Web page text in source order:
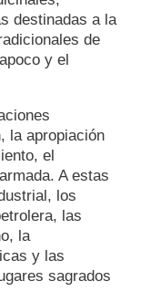
destinadas a la
de
y el
la apropiación
el
A estas
los
las
la
y las
sagrados